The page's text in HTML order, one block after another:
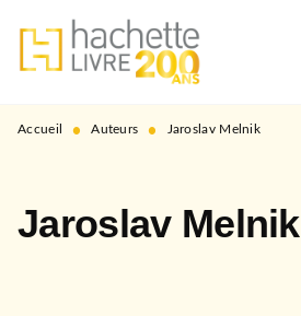
MENU RECHERCHE
PIED DE PAGE
Accueil • Auteurs • Jaroslav Melnik
Jaroslav Melnik